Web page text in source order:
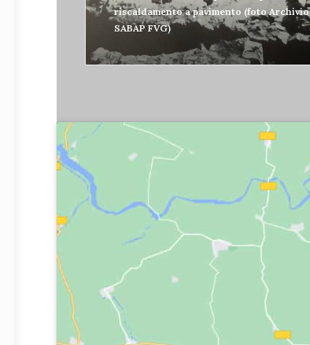
riscaldamento a pavimento (foto Archivio
SABAP FVG)